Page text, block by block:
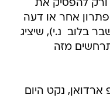
ורק להפסיק את
אחר או דעה
בלוב  נ.י), שיציג
מזה
נקט היום